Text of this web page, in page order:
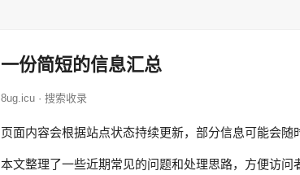
一份简短的信息汇总
8ug.icu · 搜索收录
页面内容会根据站点状态持续更新，部分信息可能会随
本文整理了一些近期常见的问题和处理思路，方便访问